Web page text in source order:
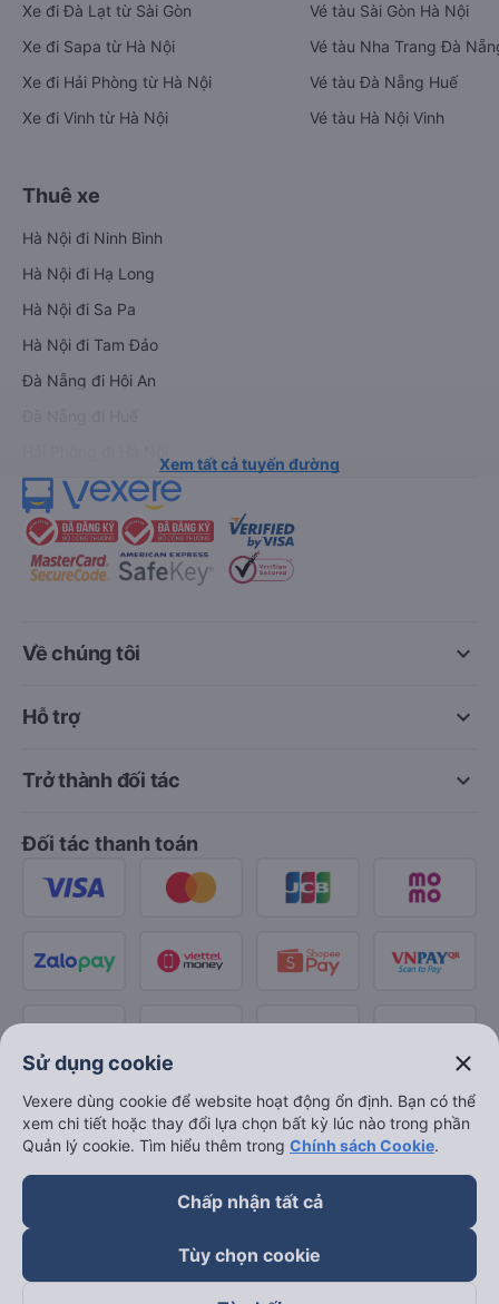
Xe đi Đà Lạt từ Sài Gòn
Xe đi Sapa từ Hà Nội
Xe đi Hải Phòng từ Hà Nội
Xe đi Vinh từ Hà Nội
Vé tàu Sài Gòn Hà Nội
Vé tàu Nha Trang Đà
Vé tàu Đà Nẵng Huế
Vé tàu Hà Nội Vinh
Thuê xe
Hà Nội đi Ninh Bình
Hà Nội đi Hạ Long
Hà Nội đi Sa Pa
Hà Nội đi Tam Đảo
Đà Nẵng đi Hội An
Xem tất cả tuyến đường
keyboard_arrow_down
Về chúng tôi
keyboard_arrow_down
Hỗ trợ
keyboard_arrow_down
Trở thành đối tác
Đối tác thanh toán
Sử dụng cookie close
Vexere dùng cookie để website hoạt động ổn định. Bạn có thể
xem chi tiết hoặc thay đổi lựa chọn bất kỳ lúc nào trong phần
Quản lý cookie. Tìm hiểu thêm trong Chính sách Cookie.
Chấp nhận tất cả
Tùy chọn cookie